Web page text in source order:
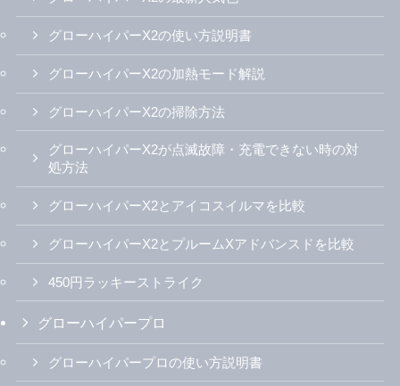
グローハイパーX2の使い方説明書
グローハイパーX2の加熱モード解説
グローハイパーX2の掃除方法
グローハイパーX2が点滅故障・充電できない時の対
処方法
グローハイパーX2とアイコスイルマを比較
グローハイパーX2とプルームXアドバンスドを比較
450円ラッキーストライク
グローハイパープロ
グローハイパープロの使い方説明書